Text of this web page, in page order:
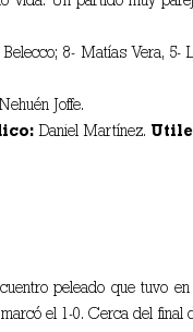
8- Matías Vera, 5-
Joffe.
Daniel Martínez.
peleado que tuvo
el 1-0. Cerca del final